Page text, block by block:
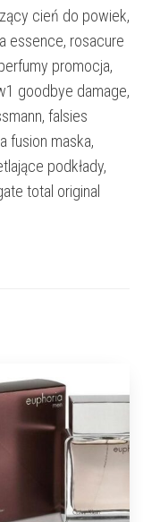
cień do powiek,
essence, rosacure
promocja,
goodbye damage,
falsies
fusion maska,
podkłady,
total original